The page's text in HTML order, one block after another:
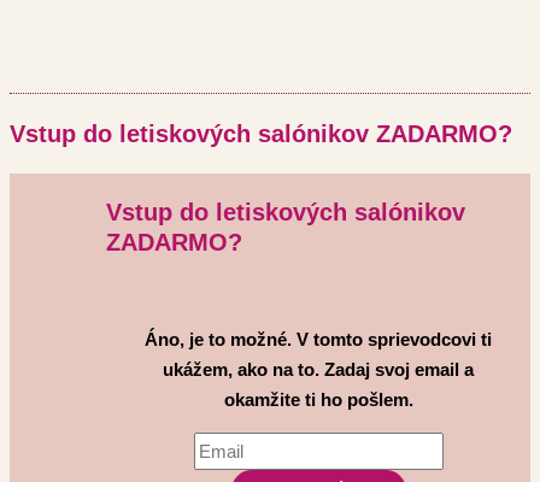
Vstup do letiskových salónikov ZADARMO?
Vstup do letiskových salónikov
ZADARMO?
Áno, je to možné. V tomto sprievodcovi ti
ukážem, ako na to. Zadaj svoj email a
okamžite ti ho pošlem.